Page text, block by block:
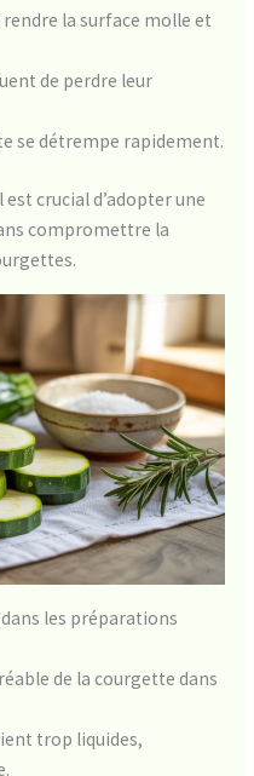
rendre la surface molle et
de perdre leur
se détrempe rapidement.
crucial d’adopter une
compromettre la
les préparations
de la courgette dans
trop liquides,